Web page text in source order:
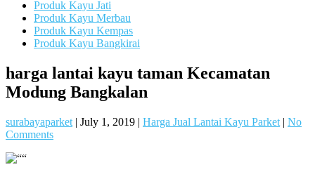
Produk Kayu Jati
Produk Kayu Merbau
Produk Kayu Kempas
Produk Kayu Bangkirai
harga lantai kayu taman Kecamatan
Modung Bangkalan
surabayaparket | July 1, 2019 | Harga Jual Lantai Kayu Parket | No
Comments